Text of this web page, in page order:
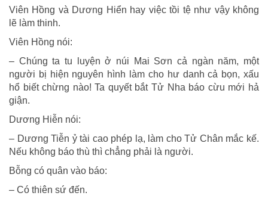
Viên Hồng và Dương Hiển hay việc tồi tệ như vậy không
lẽ làm thinh.
Viên Hồng nói:
– Chúng ta tu luyện ở núi Mai Sơn cả ngàn năm, một
người bị hiện nguyên hình làm cho hư danh cả bọn, xấu
hổ biết chừng nào! Ta quyết bắt Tử Nha báo cừu mới hả
giận.
Dương Hiễn nói:
– Dương Tiễn ỷ tài cao phép lạ, làm cho Tử Chân mắc kế.
Nếu không báo thù thì chẳng phải là người.
Bỗng có quân vào báo:
– Có thiên sứ đến.